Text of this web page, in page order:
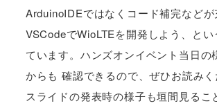
ArduinoIDEではなくコード補完などが
VSCodeでWioLTEを開発しよう、とい
ています。ハンズオンイベント当日の
からも 確認できるので、ぜひお読み
スライドの発表時の様子も垣間見るこ